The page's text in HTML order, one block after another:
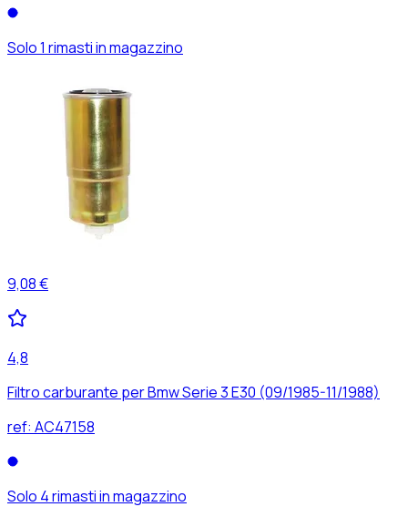
Solo 1 rimasti in magazzino
9,08 €
4,8
Filtro carburante per Bmw Serie 3 E30 (09/1985-11/1988)
ref: AC47158
Solo 4 rimasti in magazzino